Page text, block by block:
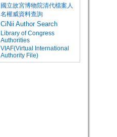
國立故宮博物院清代檔案人
名權威資料查詢
CiNii Author Search
Library of Congress
Authorities
VIAF(Virtual International
Authority File)